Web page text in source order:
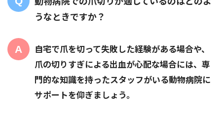
うなときですか？
自宅で爪を切って失敗した経験がある場合や、
爪の切りすぎによる出血が心配な場合には、専
門的な知識を持ったスタッフがいる動物病院に
サポートを仰ぎましょう。